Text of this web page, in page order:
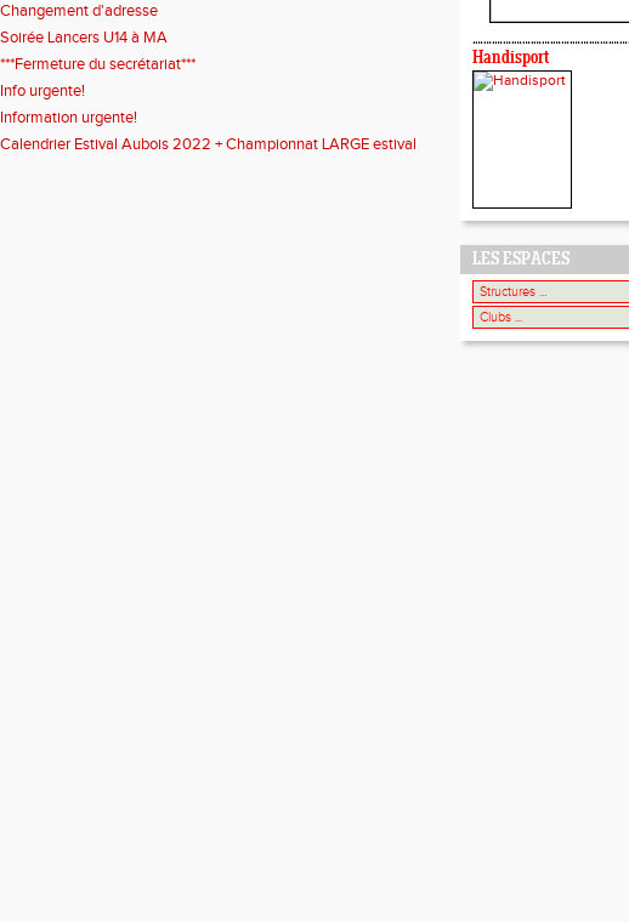
Changement d'adresse
Soirée Lancers U14 à MA
***Fermeture du secrétariat***
Info urgente!
Information urgente!
Calendrier Estival Aubois 2022 + Championnat LARGE estival
Handisport
LES ESPACES